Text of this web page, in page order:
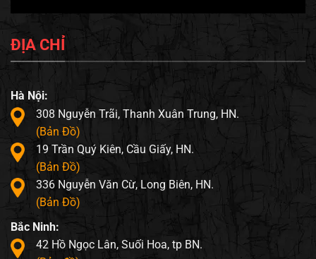
ĐỊA CHỈ
Hà Nội:
308 Nguyễn Trãi, Thanh Xuân Trung, HN.
(Bản Đồ)
19 Trần Quý Kiên, Cầu Giấy, HN.
(Bản Đồ)
336 Nguyễn Văn Cừ, Long Biên, HN.
(Bản Đồ)
Bắc Ninh:
42 Hồ Ngọc Lân, Suối Hoa, tp BN.